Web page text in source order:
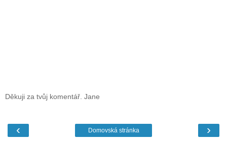
Děkuji za tvůj komentář. Jane
‹ ›
Domovská stránka